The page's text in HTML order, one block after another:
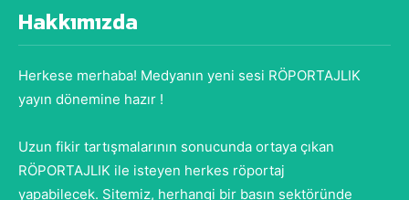
Hakkımızda
Herkese merhaba! Medyanın yeni sesi RÖPORTAJLIK
yayın dönemine hazır !
Uzun fikir tartışmalarının sonucunda ortaya çıkan
RÖPORTAJLIK ile isteyen herkes röportaj
yapabilecek. Sitemiz, herhangi bir basın sektöründe